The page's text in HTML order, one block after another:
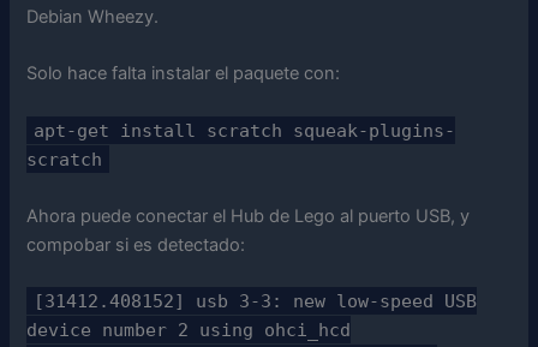
Debian Wheezy.
Solo hace falta instalar el paquete con:
apt-get install scratch squeak-plugins-
scratch
Ahora puede conectar el Hub de Lego al puerto USB, y
compobar si es detectado:
[31412.408152] usb 3-3: new low-speed USB
device number 2 using ohci_hcd